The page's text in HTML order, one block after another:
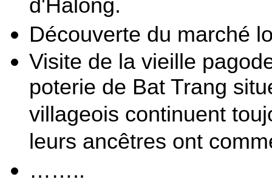
d'Halong.
Découverte du marché
Visite de la vieille
poterie de Bat Trang
villageois continuent
leurs ancêtres ont
……..